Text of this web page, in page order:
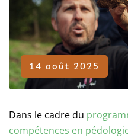
14 août 2025
Dans le cadre du
compétences en pédologie